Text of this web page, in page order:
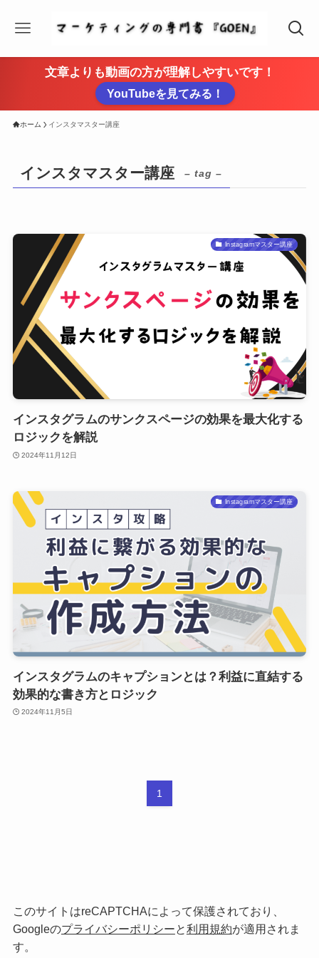
文章よりも動画の方が理解しやすいです！
YouTubeを見てみる！
ホーム インスタマスター講座
インスタマスター講座 – tag –
Instagramマスター講座
インスタグラムのサンクスページの効果を最大化する
ロジックを解説
2024年11月12日
Instagramマスター講座
インスタグラムのキャプションとは？利益に直結する
効果的な書き方とロジック
2024年11月5日
1
このサイトはreCAPTCHAによって保護されており、
Googleのプライバシーポリシーと利用規約が適用されま
す。